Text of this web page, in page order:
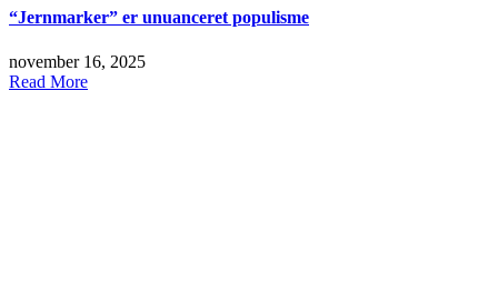
“Jernmarker” er unuanceret populisme
november 16, 2025
Read More